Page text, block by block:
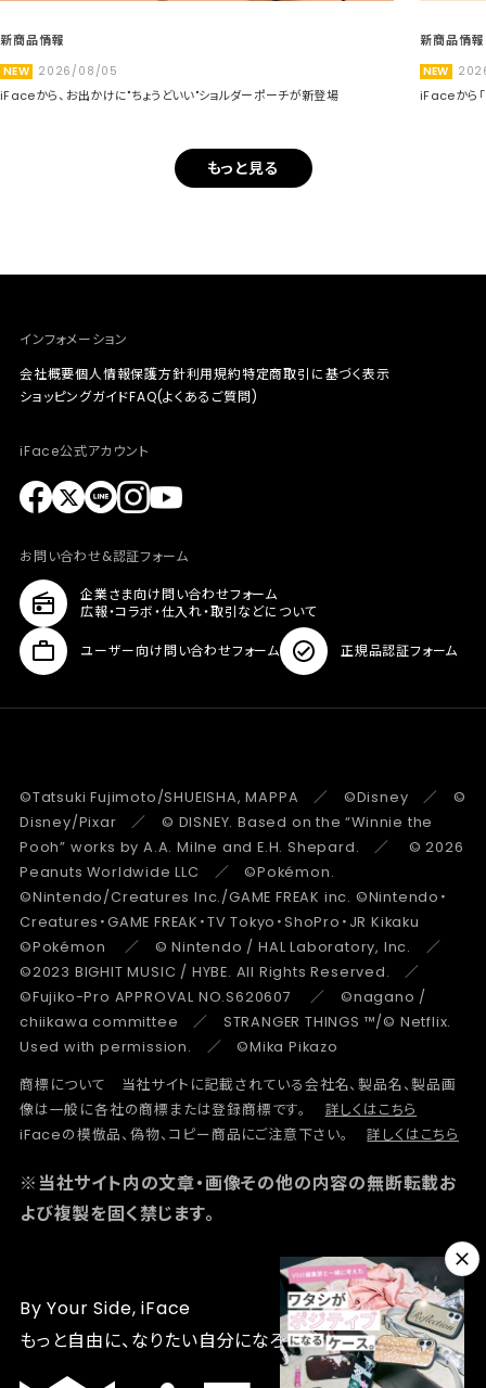
新商品情報
NEW 2026/08/05
iFaceから、お出かけに"ちょうどいい"ショルダーポーチが新登場
新商品情報
NEW
iFaceから
もっと見る
インフォメーション
会社概要個人情報保護方針利用規約特定商取引に基づく表示
ショッピングガイドFAQ(よくあるご質問)
iFace公式アカウント
お問い合わせ&認証フォーム
企業さま向け問い合わせフォーム
広報・コラボ・仕入れ・取引などについて
ユーザー向け問い合わせフォーム 正規品認証フォーム
©Tatsuki Fujimoto/SHUEISHA, MAPPA ／ ©Disney ／ ©
Disney/Pixar ／ © DISNEY. Based on the “Winnie the
Pooh” works by A.A. Milne and E.H. Shepard. ／ © 2026
Peanuts Worldwide LLC ／ ©Pokémon.
©Nintendo/Creatures Inc./GAME FREAK inc. ©Nintendo・
Creatures・GAME FREAK・TV Tokyo・ShoPro・JR Kikaku
©Pokémon ／ © Nintendo / HAL Laboratory, Inc. ／
©2023 BIGHIT MUSIC / HYBE. All Rights Reserved. ／
©Fujiko-Pro APPROVAL NO.S620607 ／ ©nagano /
chiikawa committee ／ STRANGER THINGS ™/© Netflix.
Used with permission. ／ ©Mika Pikazo
商標について 当社サイトに記載されている会社名、製品名、製品画
像は一般に各社の商標または登録商標です。
詳しくはこちら
iFaceの模倣品、偽物、コピー商品にご注意下さい。
詳しくはこちら
※当社サイト内の文章・画像その他の内容の無断転載お
よび複製を固く禁じます。
By Your Side, iFace
もっと自由に、なりたい自分になろう